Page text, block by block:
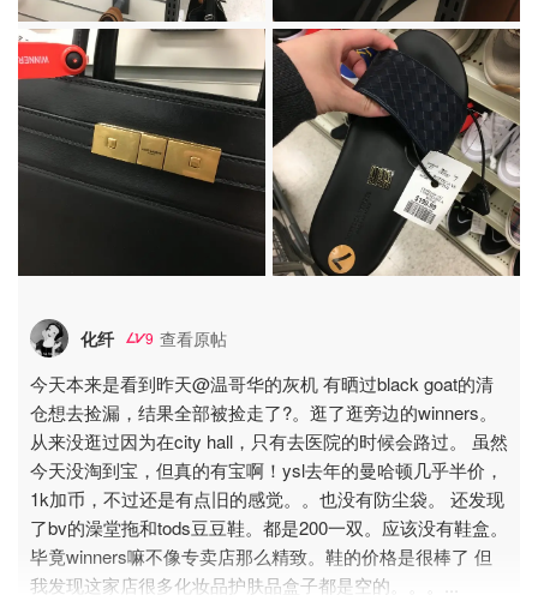
化纤 9 查看原帖
今天本来是看到昨天@温哥华的灰机 有晒过black goat的清
仓想去捡漏，结果全部被捡走了?。逛了逛旁边的winners。
从来没逛过因为在city hall，只有去医院的时候会路过。 虽然
今天没淘到宝，但真的有宝啊！ysl去年的曼哈顿几乎半价，
1k加币，不过还是有点旧的感觉。。也没有防尘袋。 还发现
了bv的澡堂拖和tods豆豆鞋。都是200一双。应该没有鞋盒。
毕竟winners嘛不像专卖店那么精致。鞋的价格是很棒了 但
我发现这家店很多化妆品护肤品盒子都是空的。。。